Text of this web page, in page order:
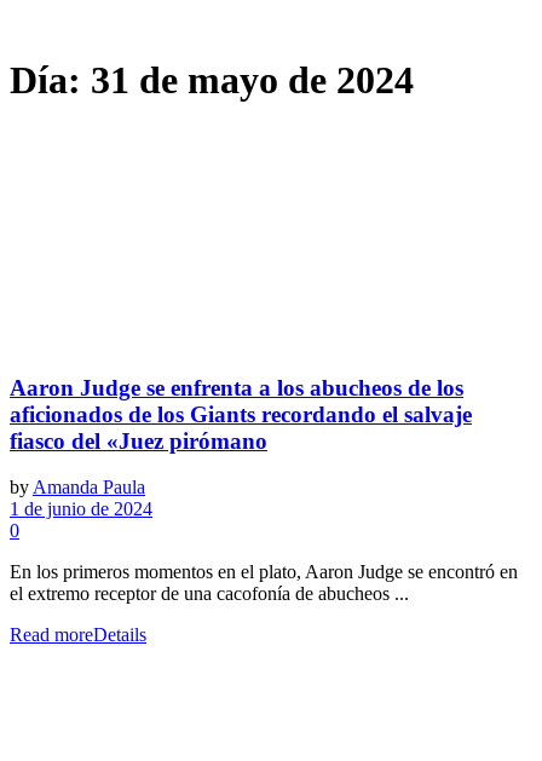
Día: 31 de mayo de 2024
Aaron Judge se enfrenta a los abucheos de los
aficionados de los Giants recordando el salvaje
fiasco del «Juez pirómano
by Amanda Paula
1 de junio de 2024
0
En los primeros momentos en el plato, Aaron Judge se encontró en
el extremo receptor de una cacofonía de abucheos ...
Read moreDetails